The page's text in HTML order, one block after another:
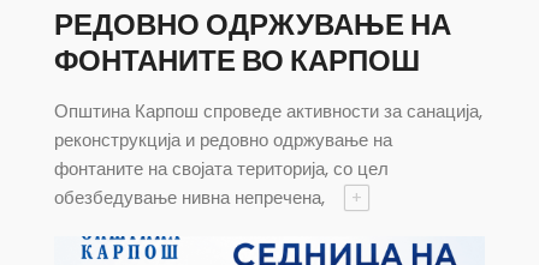
РЕДОВНО ОДРЖУВАЊЕ НА
ФОНТАНИТЕ ВО КАРПОШ
Општина Карпош спроведе активности за санација,
реконструкција и редовно одржување на
фонтаните на својата територија, со цел
обезбедување нивна непречена,
+